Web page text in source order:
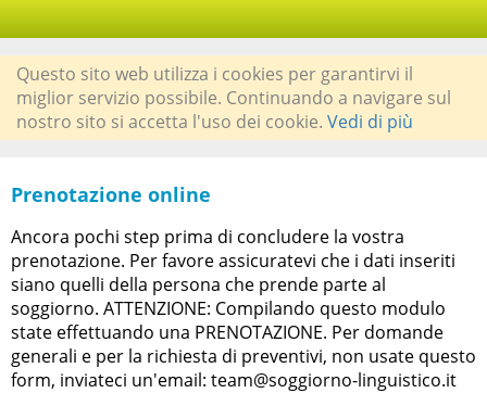
Questo sito web utilizza i cookies per garantirvi il
miglior servizio possibile. Continuando a navigare sul
nostro sito si accetta l'uso dei cookie. Vedi di più
Prenotazione online
Ancora pochi step prima di concludere la vostra
prenotazione. Per favore assicuratevi che i dati inseriti
siano quelli della persona che prende parte al
soggiorno. ATTENZIONE: Compilando questo modulo
state effettuando una PRENOTAZIONE. Per domande
generali e per la richiesta di preventivi, non usate questo
form, inviateci un'email: team@soggiorno-linguistico.it